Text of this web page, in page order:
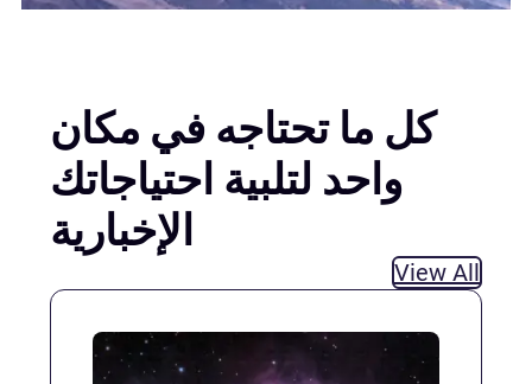
كل ما تحتاجه في مكان
واحد لتلبية احتياجاتك
الإخبارية
View All